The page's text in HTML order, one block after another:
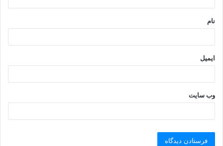
*
نام
ایمیل
وب‌ سایت